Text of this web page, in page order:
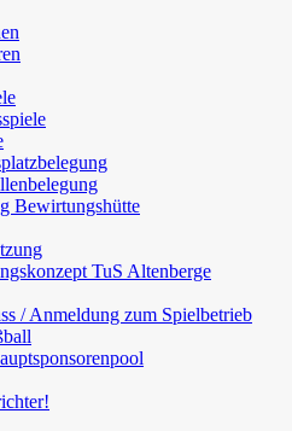
Bewirtungshütte
TuS Altenberge
/ Anmeldung zum Spielbetrieb